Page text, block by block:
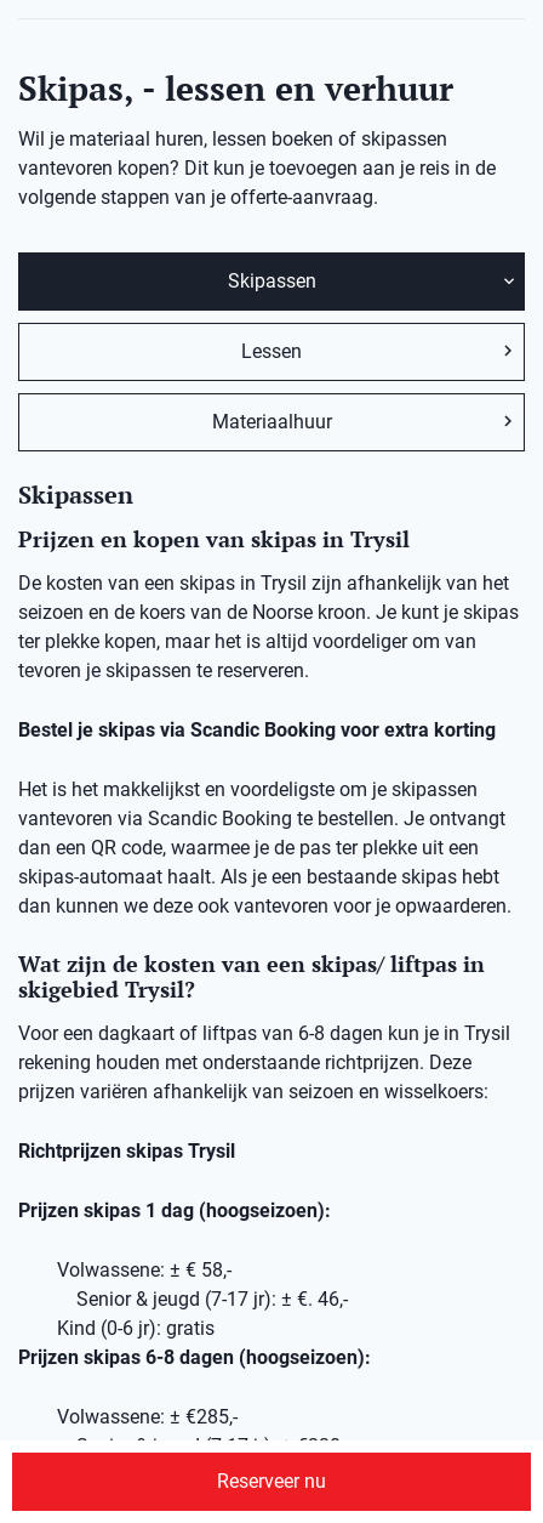
Skipas, - lessen en verhuur
Wil je materiaal huren, lessen boeken of skipassen
vantevoren kopen? Dit kun je toevoegen aan je reis in de
volgende stappen van je offerte-aanvraag.
Skipassen
Lessen
Materiaalhuur
Skipassen
Prijzen en kopen van skipas in Trysil
De kosten van een skipas in Trysil zijn afhankelijk van het
seizoen en de koers van de Noorse kroon. Je kunt je skipas
ter plekke kopen, maar het is altijd voordeliger om van
tevoren je skipassen te reserveren.
Bestel je skipas via Scandic Booking voor extra korting
Het is het makkelijkst en voordeligste om je skipassen
vantevoren via Scandic Booking te bestellen. Je ontvangt
dan een QR code, waarmee je de pas ter plekke uit een
skipas-automaat haalt. Als je een bestaande skipas hebt
dan kunnen we deze ook vantevoren voor je opwaarderen.
Wat zijn de kosten van een skipas/ liftpas in
skigebied Trysil?
Voor een dagkaart of liftpas van 6-8 dagen kun je in Trysil
rekening houden met onderstaande richtprijzen. Deze
prijzen variëren afhankelijk van seizoen en wisselkoers:
Richtprijzen skipas Trysil
Prijzen skipas 1 dag (hoogseizoen):
Volwassene: ± € 58,-
Senior & jeugd (7-17 jr): ± €. 46,-
Kind (0-6 jr): gratis
Prijzen skipas 6-8 dagen (hoogseizoen):
Volwassene: ± €285,-
Senior & jeugd (7-17 jr): ± €230,-
Reserveer nu